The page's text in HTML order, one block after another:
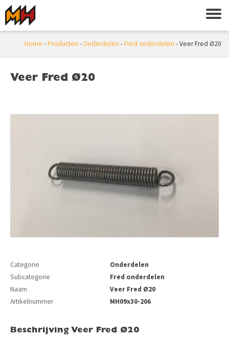
Home -Producten -Onderdelen -Fred onderdelen -Veer Fred Ø20
Veer Fred Ø20
Categorie
Onderdelen
Subcategorie
Fred onderdelen
Naam
Veer Fred Ø20
Artikelnummer
MH09x30-206
Beschrijving Veer Fred Ø20